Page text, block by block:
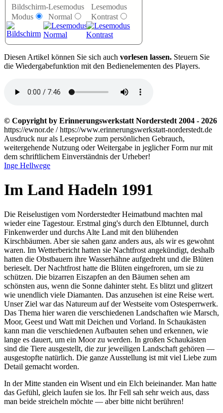
Bildschirm-
Modus
Lesemodus
Normal
Lesemodus
Kontrast
Diesen Artikel können Sie sich auch vorlesen lassen. Steuern Sie
die Wiedergabefunktion mit den Bedienelementen des Players.
© Copyright by Erinnerungswerkstatt Norderstedt 2004 - 2026
https://ewnor.de / https://www.erinnerungswerkstatt-norderstedt.de
Ausdruck nur als Leseprobe zum persönlichen Gebrauch,
weitergehende Nutzung oder Weitergabe in jeglicher Form nur mit
dem schriftlichem Einverständnis der Urheber!
Inge Hellwege
Im Land Hadeln 1991
Die Reiselustigen vom Norderstedter Heimatbund machten mal
wieder eine Tagestour. Erstmal ging's durch den Elbtunnel, durch
Finkenwerder und durchs Alte Land mit den blühenden
Kirschbäumen. Aber sie sahen ganz anders aus, als wir es gewohnt
waren. Im Wetterbericht hatten sie Nachtfrost angekündigt, deshalb
hatten die Obstbauern ihre Wasserhähne aufgedreht und die Blüten
berieselt. Der Nachtfrost hatte die Blüten eingefroren, um sie zu
schützen. Die bizarren Eiszapfen an den Bäumen sehen am
schönsten aus, wenn die Sonne dahinter steht. Es blitzt und glitzert
wie unendlich viele Diamanten. Das anzusehen ist eine Reise wert.
Unser Ziel war das Natureum auf der Westseite vom Ostesperrwerk.
Das Thema hier waren die verschiedenen Landschaften wie Marsch,
Moor, Geest und Watt mit Deichen und Vorland. In Schaukästen
kann man die verschiedenen Aufbauten sehen und erkennen, wie
lange es dauert, um ein Moor zu werden. In großen Schaukästen
sind die Tiere ausgestellt, die zur jeweiligen Landschaft gehören —
ausgestopfte natürlich. Die ganze Ausstellung ist mit viel Liebe zum
Detail gemacht worden.
In der Mitte standen ein Wisent und ein Elch beieinander. Man hatte
das Gefühl, gleich laufen sie los. Ihr Fell sah sehr weich aus, dass
man beide streicheln möchte — aber bitte nicht berühren!